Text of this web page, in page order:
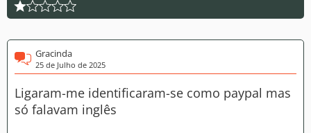
Gracinda
25 de Julho de 2025
Ligaram-me identificaram-se como paypal mas
só falavam inglês